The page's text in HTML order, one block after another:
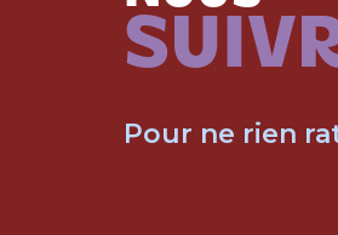
Pour ne rien